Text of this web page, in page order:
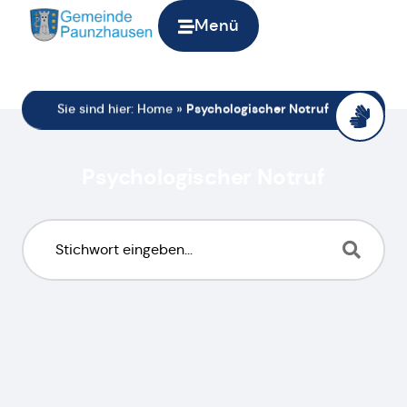
Menü
Sie sind hier: Home » Psychologischer Notruf